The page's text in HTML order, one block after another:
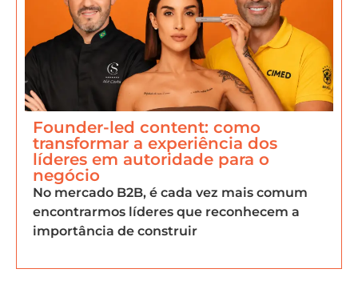
Founder-led content: como
transformar a experiência dos
líderes em autoridade para o
negócio
No mercado B2B, é cada vez mais comum
encontrarmos líderes que reconhecem a
importância de construir